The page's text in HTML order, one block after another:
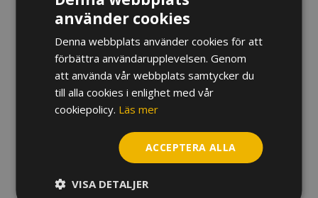
Finns i flera varianter
använder cookies
Denna webbplats använder cookies för att
förbättra användarupplevelsen. Genom
att använda vår webbplats samtycker du
till alla cookies i enlighet med vår
cookiepolicy. Läs mer
ACCEPTERA ALLA
VISA DETALJER